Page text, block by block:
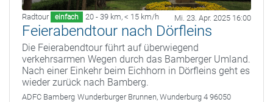
Radtour einfach 20 - 39 km, < 15 km/h Mi. 23. Apr. 2025 16:00
Feierabendtour nach Dörfleins
Die Feierabendtour führt auf überwiegend
verkehrsarmen Wegen durch das Bamberger Umland.
Nach einer Einkehr beim Eichhorn in Dörfleins geht es
wieder zurück nach Bamberg.
ADFC Bamberg Wunderburger Brunnen, Wunderburg 4 96050